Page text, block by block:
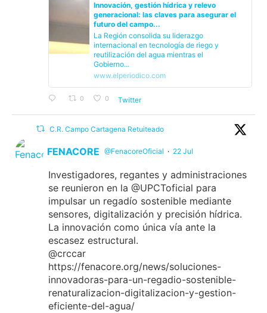
Innovación, gestión hídrica y relevo
generacional: las claves para asegurar el
futuro del campo...
La Región consolida su liderazgo
internacional en tecnología de riego y
reutilización del agua mientras el
Gobierno...
www.elperiodico.com
0 0 Twitter
C.R. Campo Cartagena Retuiteado
FENACORE @FenacoreOficial · 22 Jul
Investigadores, regantes y administraciones
se reunieron en la @UPCToficial para
impulsar un regadío sostenible mediante
sensores, digitalización y precisión hídrica.
La innovación como única vía ante la
escasez estructural.
@crccar
https://fenacore.org/news/soluciones-
innovadoras-para-un-regadio-sostenible-
renaturalizacion-digitalizacion-y-gestion-
eficiente-del-agua/